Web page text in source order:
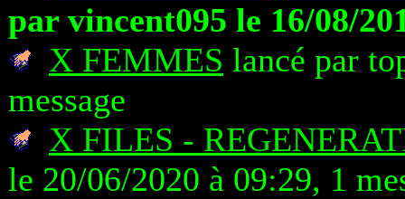
par vincent095 le 16/08/
X FEMMES lancé par
message
X FILES -
le 20/06/2020 à 09:29, 1